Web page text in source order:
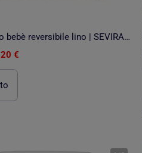
Completo letto bebè reversibile lino | SEVIRA KIDS
€